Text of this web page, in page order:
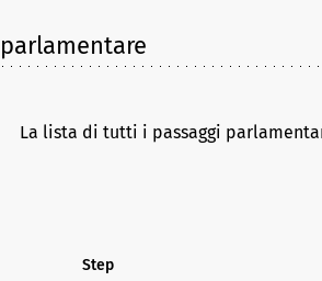
La lista di tutti i passaggi
Step